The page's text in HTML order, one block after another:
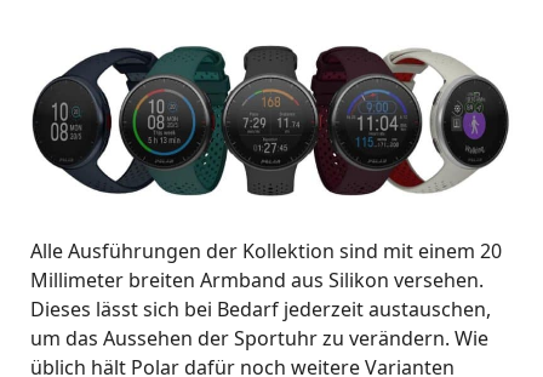
Alle Ausführungen der Kollektion sind mit einem 20
Millimeter breiten Armband aus Silikon versehen.
Dieses lässt sich bei Bedarf jederzeit austauschen,
um das Aussehen der Sportuhr zu verändern. Wie
üblich hält Polar dafür noch weitere Varianten